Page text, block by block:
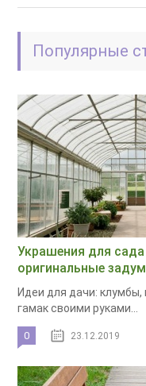
Популярные
Украшения для
оригинальные
Идеи для дачи: клумбы,
гамак своими руками...
0 23.12.2019